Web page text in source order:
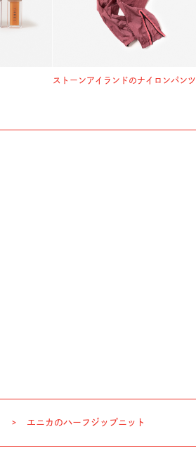
ストーンアイランドのナイロンパンツ
エニカのハーフジップニット